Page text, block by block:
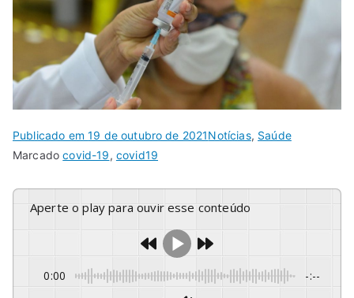
Publicado em19 de outubro de 2021Notícias, Saúde
Marcadocovid-19, covid19
Aperte o play para ouvir esse conteúdo
0:00 -:--